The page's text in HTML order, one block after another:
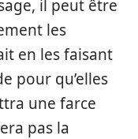
il peut être
les
en les faisant
pour qu’elles
une farce
pas la